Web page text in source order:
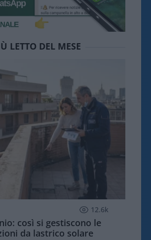
LETTO DEL MESE
12.6k
così si gestiscono le
da lastrico solare